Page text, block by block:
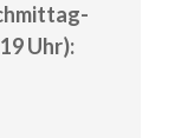
Uhr):